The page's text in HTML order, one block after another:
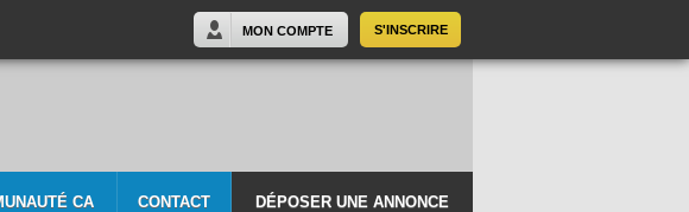
S'INSCRIRE
MON COMPTE
CA CONTACT DÉPOSER UNE ANNONCE